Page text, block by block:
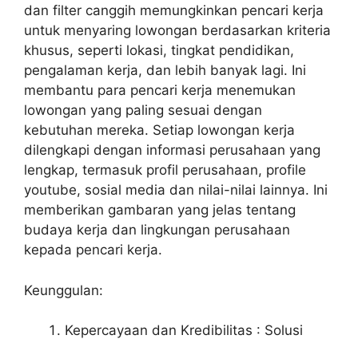
dan filter canggih memungkinkan pencari kerja
untuk menyaring lowongan berdasarkan kriteria
khusus, seperti lokasi, tingkat pendidikan,
pengalaman kerja, dan lebih banyak lagi. Ini
membantu para pencari kerja menemukan
lowongan yang paling sesuai dengan
kebutuhan mereka. Setiap lowongan kerja
dilengkapi dengan informasi perusahaan yang
lengkap, termasuk profil perusahaan, profile
youtube, sosial media dan nilai-nilai lainnya. Ini
memberikan gambaran yang jelas tentang
budaya kerja dan lingkungan perusahaan
kepada pencari kerja.
Keunggulan:
Kepercayaan dan Kredibilitas : Solusi